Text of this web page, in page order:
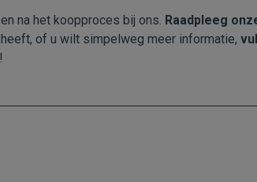
na het koopproces bij ons. Raadpleeg
of u wilt simpelweg meer informatie,